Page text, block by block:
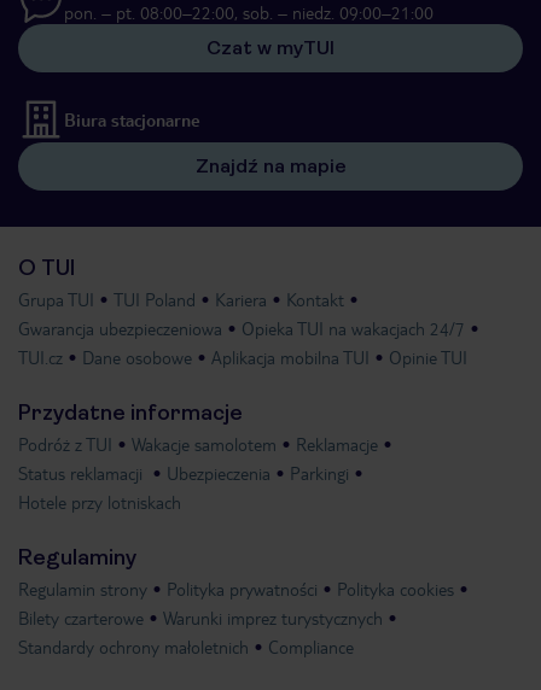
pon. – pt. 08:00–22:00, sob. – niedz. 09:00–21:00
Czat w myTUI
Biura stacjonarne
Znajdź na mapie
O TUI
Grupa TUI TUI Poland Kariera
Kontakt
Gwarancja ubezpieczeniowa
Opieka TUI na wakacjach 24/7
TUI.cz
Dane osobowe Aplikacja mobilna TUI Opinie TUI
Przydatne informacje
Podróż z TUI Wakacje samolotem
Reklamacje
Status reklamacji
Ubezpieczenia
Parkingi
Hotele przy lotniskach
Regulaminy
Regulamin strony Polityka prywatności
Polityka cookies
Bilety czarterowe
Warunki imprez turystycznych
Standardy ochrony małoletnich
Compliance